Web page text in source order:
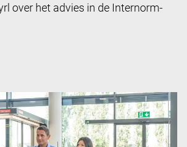
over het advies in de Internorm-